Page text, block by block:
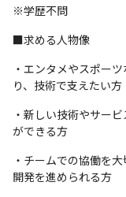
・開発基盤（
・開発品質の向上に向
この仕事では、技術
ることができます。
「自分の作ったシス
そんな実感を得られる
※学歴不問
■求める人物像
・エンタメやスポー
り、技術で支えたい方
・新しい技術やサー
ができる方
・チームでの協働を
開発を進められる方